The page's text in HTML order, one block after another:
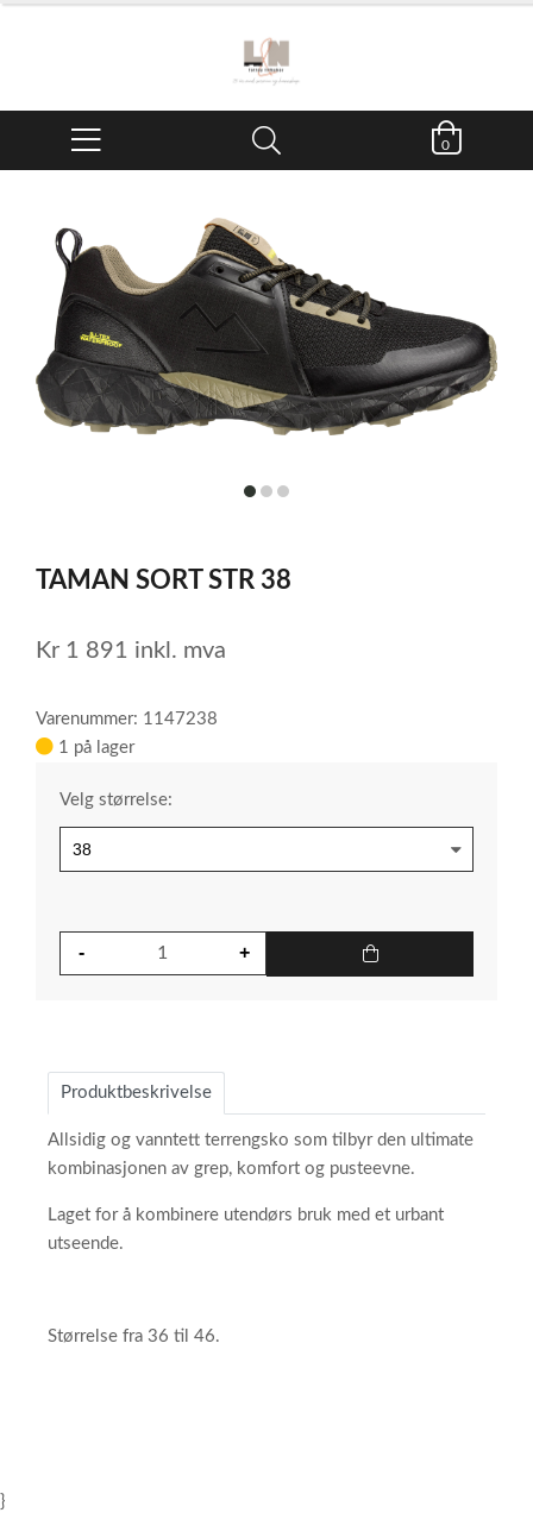
0
itemitemitem
of
TAMAN SORT STR 38
Kr 1 891 inkl. mva
Varenummer: 1147238
1 på lager
Velg størrelse:
Produktbeskrivelse
Allsidig og vanntett terrengsko som tilbyr den ultimate
kombinasjonen av grep, komfort og pusteevne.
Laget for å kombinere utendørs bruk med et urbant
utseende.
Størrelse fra 36 til 46.
}